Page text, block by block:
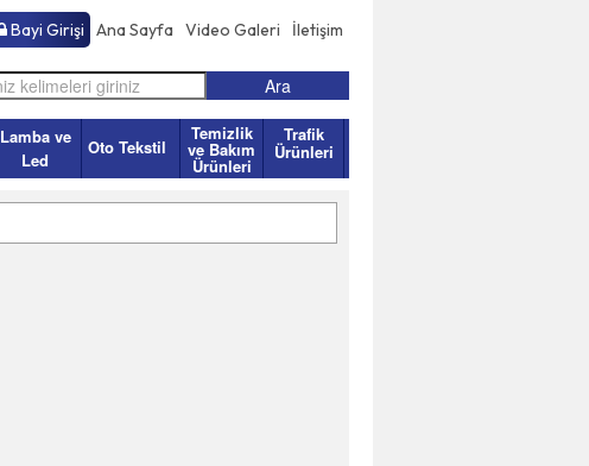
İletişim
Video Galeri
Ana Sayfa
Bayi Girişi
Lamba ve
Led
Oto Tekstil
Temizlik
ve Bakım
Ürünleri
Trafik
Ürünleri